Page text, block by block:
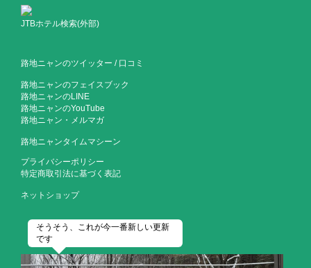
JTBホテル検索(外部)
路地ニャンのツイッター / 口コミ
路地ニャンのフェイスブック
路地ニャンのLINE
路地ニャンのYouTube
路地ニャン・メルマガ
路地ニャンタイムマシーン
プライバシーポリシー
特定商取引法に基づく表記
ネットショップ
そうそう、これが今一番新しい更新
です